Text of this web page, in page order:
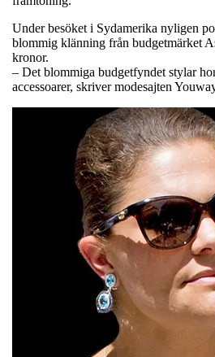
Under besöket i Sydamerika nyligen
blommig klänning från budgetmärket
kronor.
– Det blommiga budgetfyndet stylar
accessoarer, skriver modesajten